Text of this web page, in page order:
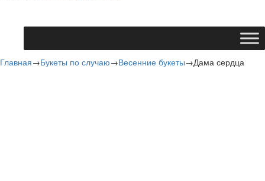
Главная→Букеты по случаю→Весенние букеты→Дама сердца